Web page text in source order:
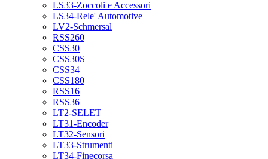
LS33-Zoccoli e Accessori
LS34-Rele' Automotive
LV2-Schmersal
RSS260
CSS30
CSS30S
CSS34
CSS180
RSS16
RSS36
LT2-SELET
LT31-Encoder
LT32-Sensori
LT33-Strumenti
LT34-Finecorsa